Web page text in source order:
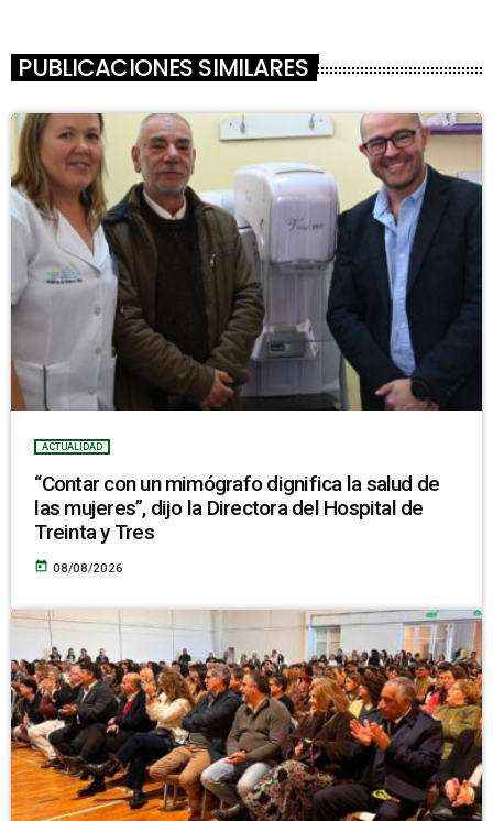
PUBLICACIONES SIMILARES
ACTUALIDAD
“Contar con un mimógrafo dignifica la salud de
las mujeres”, dijo la Directora del Hospital de
Treinta y Tres
today 08/08/2026